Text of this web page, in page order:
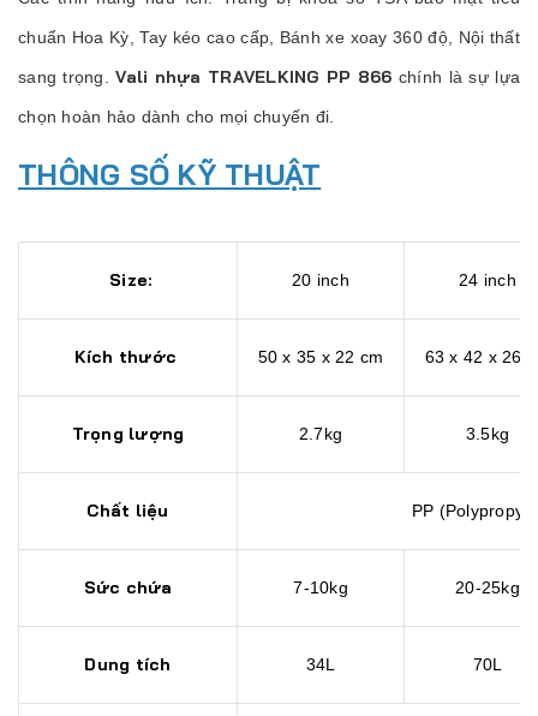
chuẩn Hoa Kỳ, Tay kéo cao cấp, Bánh xe xoay 360 độ, Nội thất
sang trọng.Vali nhựa TRAVELKING PP 866 chính là sự lựa
chọn hoàn hảo dành cho mọi chuyến đi.
THÔNG SỐ KỸ THUẬT
Size: 20 inch 24 inch
Kích thước 50 x 35 x 22 cm 63 x 42 x 26
Trọng lượng 2.7kg 3.5kg
Chất liệu PP
Sức chứa 7-10kg 20-25kg
Dung tích 34L 70L